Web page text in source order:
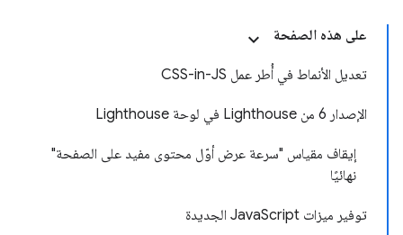
على هذه الصفحة
تعديل الأنماط في أُطر عمل CSS-in-JS
الإصدار 6 من Lighthouse في لوحة Lighthouse
إيقاف مقياس "سرعة عرض أوّل محتوى مفيد على الصفحة"
نهائيًا
توفير ميزات JavaScript الجديدة